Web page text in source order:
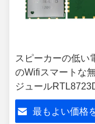
スピーカーの低い
のWifiスマートな
ジュール
USBの破片が付い
る2.4 GHz
最もよい価格